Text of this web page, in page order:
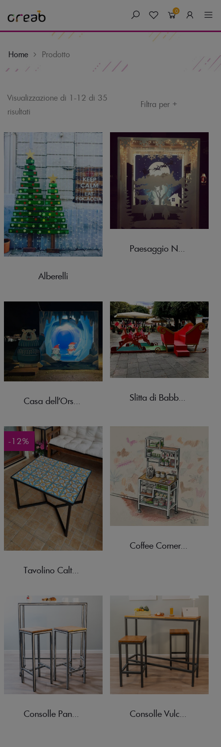
0
Home Prodotto
Skip
to
Filtra per +
Visualizzazione di 1-12 di 35
risultati
Alberelli
Paesaggio Natalizio
Casa dell’Orso Polare Slitta di Babbo Natale
-12%
Tavolino Caltagirone
Coffee Corner Taormina
Consolle Panarea + 2 Sgabelli Lisca Bianca